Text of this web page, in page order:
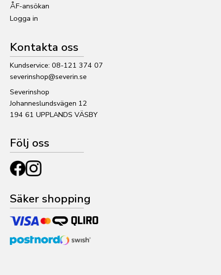
ÅF-ansökan
Logga in
Kontakta oss
Kundservice: 08-121 374 07
severinshop@severin.se
Severinshop
Johanneslundsvägen 12
194 61 UPPLANDS VÄSBY
Följ oss
Säker shopping